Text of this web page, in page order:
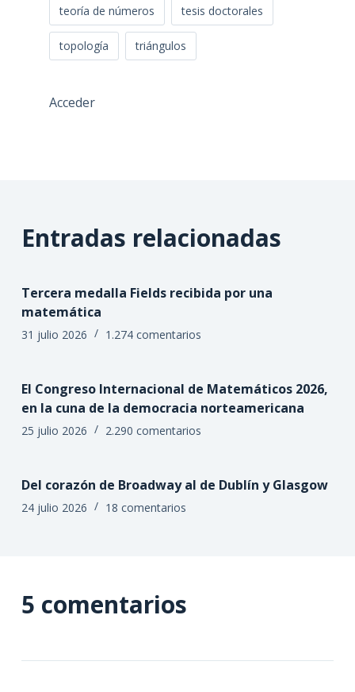
teoría de números tesis doctorales
topología triángulos
Acceder
Entradas relacionadas
Tercera medalla Fields recibida por una
matemática
31 julio 2026 1.274 comentarios
El Congreso Internacional de Matemáticos 2026,
en la cuna de la democracia norteamericana
25 julio 2026 2.290 comentarios
Del corazón de Broadway al de Dublín y Glasgow
24 julio 2026 18 comentarios
5 comentarios